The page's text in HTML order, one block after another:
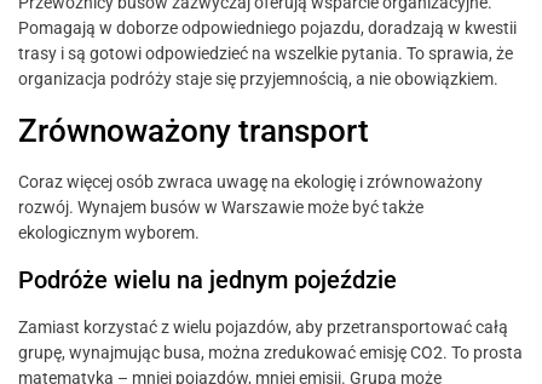
Pomagają w doborze odpowiedniego pojazdu, doradzają w kwestii
trasy i są gotowi odpowiedzieć na wszelkie pytania. To sprawia, że
organizacja podróży staje się przyjemnością, a nie obowiązkiem.
Zrównoważony transport
Coraz więcej osób zwraca uwagę na ekologię i zrównoważony
rozwój. Wynajem busów w Warszawie może być także
ekologicznym wyborem.
Podróże wielu na jednym pojeździe
Zamiast korzystać z wielu pojazdów, aby przetransportować całą
grupę, wynajmując busa, można zredukować emisję CO2. To prosta
matematyka – mniej pojazdów, mniej emisji. Grupa może